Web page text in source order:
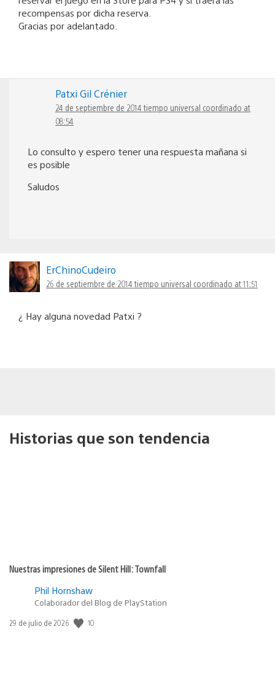
recompensas por dicha reserva.
Gracias por adelantado.
Patxi Gil Crénier
24 de septiembre de 2014 tiempo universal coordinado at
08:54
Lo consulto y espero tener una respuesta mañana si
es posible
Saludos
ErChinoCudeiro
26 de septiembre de 2014 tiempo universal coordinado at 11:51
¿ Hay alguna novedad Patxi ?
Historias que son tendencia
Nuestras impresiones de Silent Hill: Townfall
Phil Hornshaw
Colaborador del Blog de PlayStation
Fecha
29 de julio de 2026 10